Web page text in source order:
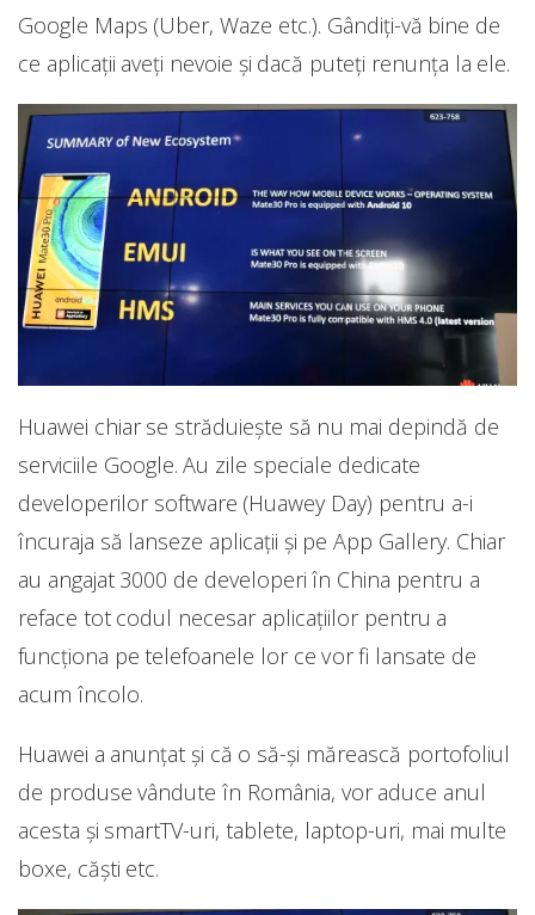
Google Maps (Uber, Waze etc.). Gândiți-vă bine de
ce aplicații aveți nevoie și dacă puteți renunța la ele.
Huawei chiar se străduiește să nu mai depindă de
serviciile Google. Au zile speciale dedicate
developerilor software (Huawey Day) pentru a-i
încuraja să lanseze aplicații și pe App Gallery. Chiar
au angajat 3000 de developeri în China pentru a
reface tot codul necesar aplicațiilor pentru a
funcționa pe telefoanele lor ce vor fi lansate de
acum încolo.
Huawei a anunțat și că o să-și mărească portofoliul
de produse vândute în România, vor aduce anul
acesta și smartTV-uri, tablete, laptop-uri, mai multe
boxe, căști etc.